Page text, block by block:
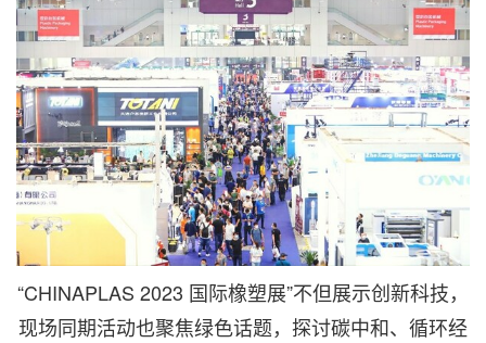
“CHINAPLAS 2023 国际橡塑展”不但展示创新科技，
现场同期活动也聚焦绿色话题，探讨碳中和、循环经